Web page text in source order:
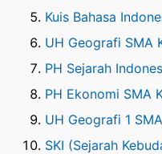
Kuis Bahasa
UH Geografi SMA
PH Sejarah
PH Ekonomi SMA
UH Geografi 1
SKI (Sejarah